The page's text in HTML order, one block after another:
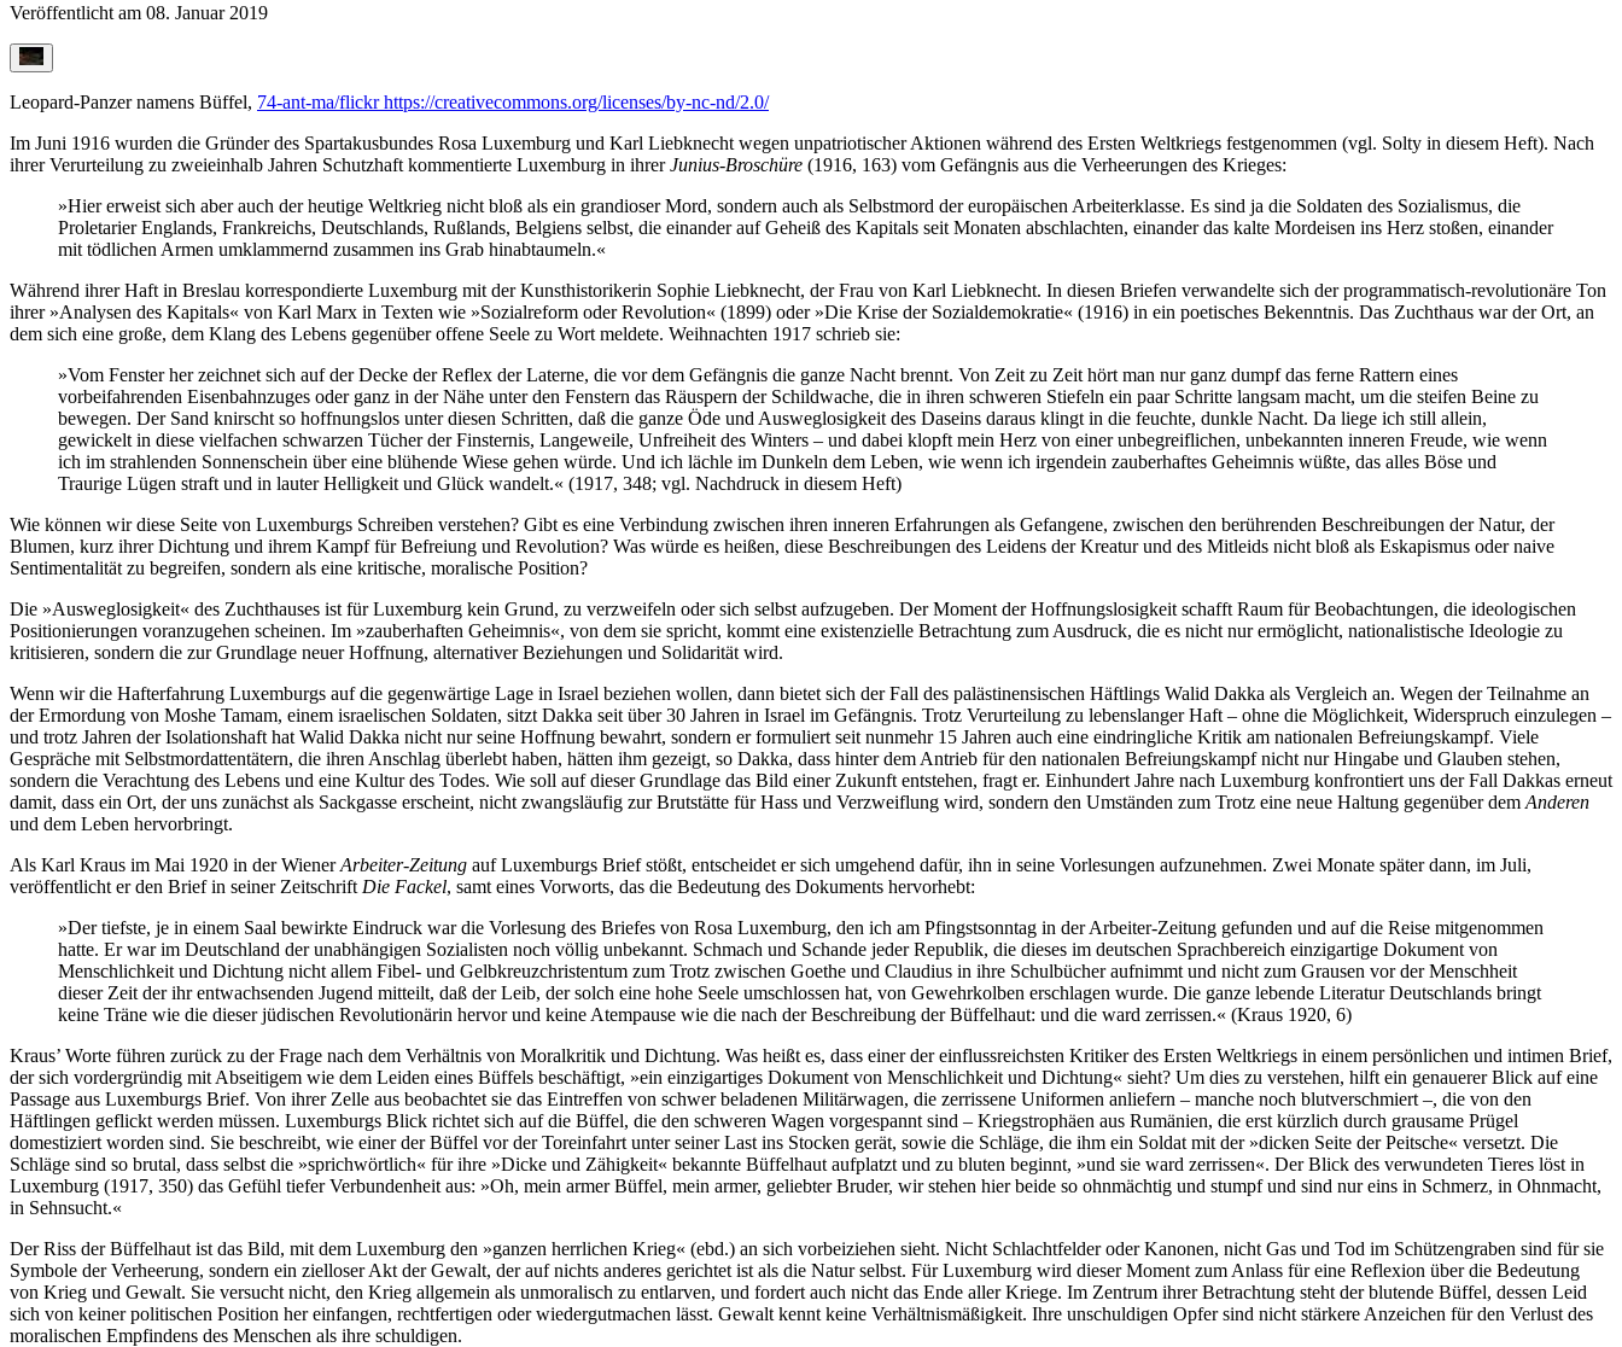
Veröffentlicht am 08. Januar 2019
Leopard-Panzer namens Büffel, 74-ant-ma/flickrhttps://creativecommons.org/licenses/by-nc-nd/2.0/
Im Juni 1916 wurden die Gründer des Spartakusbundes Rosa Luxemburg und Karl Liebknecht wegen unpatriotischer Aktionen während des Ersten Weltkriegs festgenommen (vgl. Solty in diesem Heft). Nach
ihrer Verurteilung zu zweieinhalb Jahren Schutzhaft kommentierte Luxemburg in ihrerJunius-Broschüre (1916, 163) vom Gefängnis aus die Verheerungen des Krieges:
»Hier erweist sich aber auch der heutige Weltkrieg nicht bloß als ein grandioser Mord, sondern auch als Selbstmord der europäischen Arbeiterklasse. Es sind ja die Soldaten des Sozialismus, die
Proletarier Englands, Frankreichs, Deutschlands, Rußlands, Belgiens selbst, die einander auf Geheiß des Kapitals seit Monaten abschlachten, einander das kalte Mordeisen ins Herz stoßen, einander
mit tödlichen Armen umklammernd zusammen ins Grab hinabtaumeln.«
Während ihrer Haft in Breslau korrespondierte Luxemburg mit der Kunsthistorikerin Sophie Liebknecht, der Frau von Karl Liebknecht. In diesen Briefen verwandelte sich der programmatisch-revolutionäre Ton
ihrer »Analysen des Kapitals« von Karl Marx in Texten wie »Sozialreform oder Revolution« (1899) oder »Die Krise der Sozialdemokratie« (1916) in ein poetisches Bekenntnis. Das Zuchthaus war der Ort, an
dem sich eine große, dem Klang des Lebens gegenüber offene Seele zu Wort meldete. Weihnachten 1917 schrieb sie:
»Vom Fenster her zeichnet sich auf der Decke der Reflex der Laterne, die vor dem Gefängnis die ganze Nacht brennt. Von Zeit zu Zeit hört man nur ganz dumpf das ferne Rattern eines
vorbeifahrenden Eisenbahnzuges oder ganz in der Nähe unter den Fenstern das Räuspern der Schildwache, die in ihren schweren Stiefeln ein paar Schritte langsam macht, um die steifen Beine zu
bewegen. Der Sand knirscht so hoffnungslos unter diesen Schritten, daß die ganze Öde und Ausweglosigkeit des Daseins daraus klingt in die feuchte, dunkle Nacht. Da liege ich still allein,
gewickelt in diese vielfachen schwarzen Tücher der Finsternis, Langeweile, Unfreiheit des Winters – und dabei klopft mein Herz von einer unbegreiflichen, unbekannten inneren Freude, wie wenn
ich im strahlenden Sonnenschein über eine blühende Wiese gehen würde. Und ich lächle im Dunkeln dem Leben, wie wenn ich irgendein zauberhaftes Geheimnis wüßte, das alles Böse und
Traurige Lügen straft und in lauter Helligkeit und Glück wandelt.« (1917, 348; vgl. Nachdruck in diesem Heft)
Wie können wir diese Seite von Luxemburgs Schreiben verstehen? Gibt es eine Verbindung zwischen ihren inneren Erfahrungen als Gefangene, zwischen den berührenden Beschreibungen der Natur, der
Blumen, kurz ihrer Dichtung und ihrem Kampf für Befreiung und Revolution? Was würde es heißen, diese Beschreibungen des Leidens der Kreatur und des Mitleids nicht bloß als Eskapismus oder naive
Sentimentalität zu begreifen, sondern als eine kritische, moralische Position?
Die »Ausweglosigkeit« des Zuchthauses ist für Luxemburg kein Grund, zu verzweifeln oder sich selbst aufzugeben. Der Moment der Hoffnungslosigkeit schafft Raum für Beobachtungen, die ideologischen
Positionierungen voranzugehen scheinen. Im »zauberhaften Geheimnis«, von dem sie spricht, kommt eine existenzielle Betrachtung zum Ausdruck, die es nicht nur ermöglicht, nationalistische Ideologie zu
kritisieren, sondern die zur Grundlage neuer Hoffnung, alternativer Beziehungen und Solidarität wird.
Wenn wir die Hafterfahrung Luxemburgs auf die gegenwärtige Lage in Israel beziehen wollen, dann bietet sich der Fall des palästinensischen Häftlings Walid Dakka als Vergleich an. Wegen der Teilnahme an
der Ermordung von Moshe Tamam, einem israelischen Soldaten, sitzt Dakka seit über 30 Jahren in Israel im Gefängnis. Trotz Verurteilung zu lebenslanger Haft – ohne die Möglichkeit, Widerspruch einzulegen –
und trotz Jahren der Isolationshaft hat Walid Dakka nicht nur seine Hoffnung bewahrt, sondern er formuliert seit nunmehr 15 Jahren auch eine eindringliche Kritik am nationalen Befreiungskampf. Viele
Gespräche mit Selbstmordattentätern, die ihren Anschlag überlebt haben, hätten ihm gezeigt, so Dakka, dass hinter dem Antrieb für den nationalen Befreiungskampf nicht nur Hingabe und Glauben stehen,
sondern die Verachtung des Lebens und eine Kultur des Todes. Wie soll auf dieser Grundlage das Bild einer Zukunft entstehen, fragt er. Einhundert Jahre nach Luxemburg konfrontiert uns der Fall Dakkas erneut
damit, dass ein Ort, der uns zunächst als Sackgasse erscheint, nicht zwangsläufig zur Brutstätte für Hass und Verzweiflung wird, sondern den Umständen zum Trotz eine neue Haltung gegenüber dem Anderen
und dem Leben hervorbringt.
Als Karl Kraus im Mai 1920 in der WienerArbeiter-Zeitung auf Luxemburgs Brief stößt, entscheidet er sich umgehend dafür, ihn in seine Vorlesungen aufzunehmen. Zwei Monate später dann, im Juli,
veröffentlicht er den Brief in seiner Zeitschrift Die Fackel, samt eines Vorworts, das die Bedeutung des Dokuments hervorhebt:
»Der tiefste, je in einem Saal bewirkte Eindruck war die Vorlesung des Briefes von Rosa Luxemburg, den ich am Pfingstsonntag in der Arbeiter-Zeitung gefunden und auf die Reise mitgenommen
hatte. Er war im Deutschland der unabhängigen Sozialisten noch völlig unbekannt. Schmach und Schande jeder Republik, die dieses im deutschen Sprachbereich einzigartige Dokument von
Menschlichkeit und Dichtung nicht allem Fibel- und Gelbkreuzchristentum zum Trotz zwischen Goethe und Claudius in ihre Schulbücher aufnimmt und nicht zum Grausen vor der Menschheit
dieser Zeit der ihr entwachsenden Jugend mitteilt, daß der Leib, der solch eine hohe Seele umschlossen hat, von Gewehrkolben erschlagen wurde. Die ganze lebende Literatur Deutschlands bringt
keine Träne wie die dieser jüdischen Revolutionärin hervor und keine Atempause wie die nach der Beschreibung der Büffelhaut: und die ward zerrissen.« (Kraus 1920, 6)
Kraus’ Worte führen zurück zu der Frage nach dem Verhältnis von Moralkritik und Dichtung. Was heißt es, dass einer der einflussreichsten Kritiker des Ersten Weltkriegs in einem persönlichen und intimen Brief,
der sich vordergründig mit Abseitigem wie dem Leiden eines Büffels beschäftigt, »ein einzigartiges Dokument von Menschlichkeit und Dichtung« sieht? Um dies zu verstehen, hilft ein genauerer Blick auf eine
Passage aus Luxemburgs Brief. Von ihrer Zelle aus beobachtet sie das Eintreffen von schwer beladenen Militärwagen, die zerrissene Uniformen anliefern – manche noch blutverschmiert –, die von den
Häftlingen geflickt werden müssen. Luxemburgs Blick richtet sich auf die Büffel, die den schweren Wagen vorgespannt sind – Kriegstrophäen aus Rumänien, die erst kürzlich durch grausame Prügel
domestiziert worden sind. Sie beschreibt, wie einer der Büffel vor der Toreinfahrt unter seiner Last ins Stocken gerät, sowie die Schläge, die ihm ein Soldat mit der »dicken Seite der Peitsche« versetzt. Die
Schläge sind so brutal, dass selbst die »sprichwörtlich« für ihre »Dicke und Zähigkeit« bekannte Büffelhaut aufplatzt und zu bluten beginnt, »und sie ward zerrissen«. Der Blick des verwundeten Tieres löst in
Luxemburg (1917, 350) das Gefühl tiefer Verbundenheit aus: »Oh, mein armer Büffel, mein armer, geliebter Bruder, wir stehen hier beide so ohnmächtig und stumpf und sind nur eins in Schmerz, in Ohnmacht,
in Sehnsucht.«
Der Riss der Büffelhaut ist das Bild, mit dem Luxemburg den »ganzen herrlichen Krieg« (ebd.) an sich vorbeiziehen sieht. Nicht Schlachtfelder oder Kanonen, nicht Gas und Tod im Schützengraben sind für sie
Symbole der Verheerung, sondern ein zielloser Akt der Gewalt, der auf nichts anderes gerichtet ist als die Natur selbst. Für Luxemburg wird dieser Moment zum Anlass für eine Reflexion über die Bedeutung
von Krieg und Gewalt. Sie versucht nicht, den Krieg allgemein als unmoralisch zu entlarven, und fordert auch nicht das Ende aller Kriege. Im Zentrum ihrer Betrachtung steht der blutende Büffel, dessen Leid
sich von keiner politischen Position her einfangen, rechtfertigen oder wiedergutmachen lässt. Gewalt kennt keine Verhältnismäßigkeit. Ihre unschuldigen Opfer sind nicht stärkere Anzeichen für den Verlust des
moralischen Empfindens des Menschen als ihre schuldigen.